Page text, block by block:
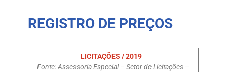
REGISTRO DE PREÇOS
LICITAÇÕES / 2019
Fonte: Assessoria Especial – Setor de Licitações –